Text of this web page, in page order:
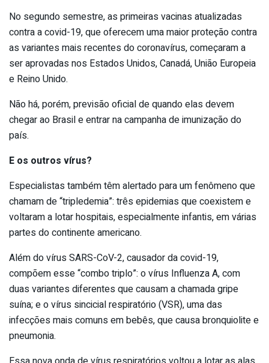
No segundo semestre, as primeiras vacinas atualizadas
contra a covid-19, que oferecem uma maior proteção contra
as variantes mais recentes do coronavírus, começaram a
ser aprovadas nos Estados Unidos, Canadá, União Europeia
e Reino Unido.
Não há, porém, previsão oficial de quando elas devem
chegar ao Brasil e entrar na campanha de imunização do
país.
E os outros vírus?
Especialistas também têm alertado para um fenômeno que
chamam de “tripledemia”: três epidemias que coexistem e
voltaram a lotar hospitais, especialmente infantis, em várias
partes do continente americano.
Além do vírus SARS-CoV-2, causador da covid-19,
compõem esse “combo triplo”: o vírus Influenza A, com
duas variantes diferentes que causam a chamada gripe
suína; e o vírus sincicial respiratório (VSR), uma das
infecções mais comuns em bebês, que causa bronquiolite e
pneumonia.